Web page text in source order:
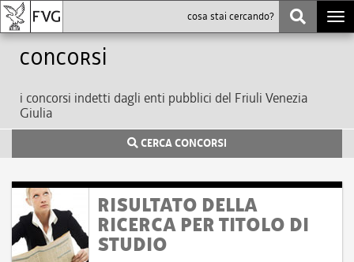
Concorsi
i concorsi indetti dagli enti pubblici del Friuli Venezia
Giulia
CERCA CONCORSI
RISULTATO DELLA
RICERCA PER TITOLO DI
STUDIO